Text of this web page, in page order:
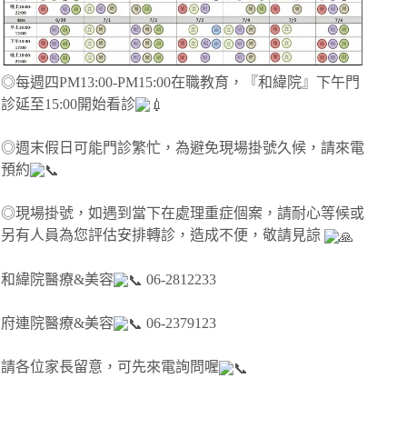
◎每週四PM13:00-PM15:00在職教育，『和緯院』下午門
診延至15:00開始看診
◎週末假日可能門診繁忙，為避免現場掛號久候，請來電
預約
◎現場掛號，如遇到當下在處理重症個案，請耐心等候或
另有人員為您評估安排轉診，造成不便，敬請見諒
和緯院醫療&美容 06-2812233
府連院醫療&美容 06-2379123
請各位家長留意，可先來電詢問喔